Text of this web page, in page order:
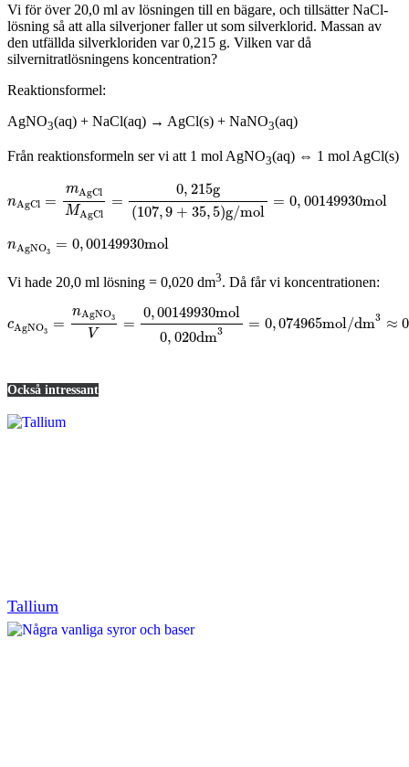
Vi för över 20,0 ml av lösningen till en bägare, och tillsätter NaCl-
lösning så att alla silverjoner faller ut som silverklorid. Massan av
den utfällda silverkloriden var 0,215 g. Vilken var då
silvernitratlösningens koncentration?
Reaktionsformel:
AgNO3(aq) + NaCl(aq) → AgCl(s) + NaNO3(aq)
Från reaktionsformeln ser vi att 1 mol AgNO3(aq) ⇔ 1 mol AgCl(s)
nAgCl =
mAgCl
MAgCl
=
0, 215g
(107,9 + 35,5)g/mol
= 0, 00149930mol
nAgNO3 = 0,00149930mol
Vi hade 20,0 ml lösning = 0,020 dm3. Då får vi koncentrationen:
cAgNO3 =
nAgNO3
V
=
0,00149930mol
0, 020dm3
= 0,074965mol/dm3 ≈ 0
Också intressant
Tallium